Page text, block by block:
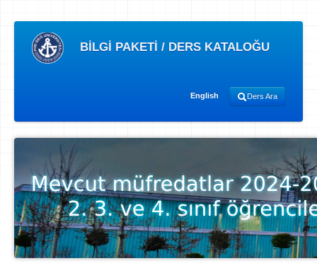
BİLGİ PAKETİ / DERS KATALOĞU
English Ders Ara